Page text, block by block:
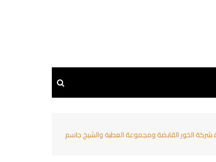
الشرق الأوسط وشمال أفريقيا بقيمة 100 مليون دولار أمريكي بقيادة شركة الخور القابضة ومجموعة العطية والشيخ جاسم